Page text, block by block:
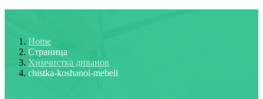
Home
Страница
Химчистка диванов
chistka-koshanoi-mebeli